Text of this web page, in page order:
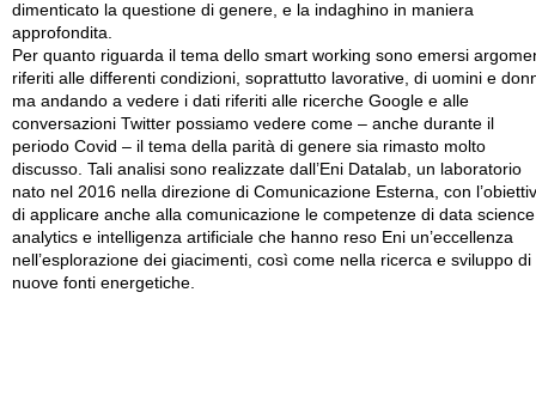
dimenticato la questione di genere, e la indaghino in maniera
approfondita.
Per quanto riguarda il tema dello smart working sono emersi
riferiti alle differenti condizioni, soprattutto lavorative, di uomini e
ma andando a vedere i dati riferiti alle ricerche Google e alle
conversazioni Twitter possiamo vedere come – anche durante il
periodo Covid – il tema della parità di genere sia rimasto molto
discusso. Tali analisi sono realizzate dall’Eni Datalab, un laboratorio
nato nel 2016 nella direzione di Comunicazione Esterna, con
di applicare anche alla comunicazione le competenze di data
analytics e intelligenza artificiale che hanno reso Eni un’eccellenza
nell’esplorazione dei giacimenti, così come nella ricerca e sviluppo di
nuove fonti energetiche.